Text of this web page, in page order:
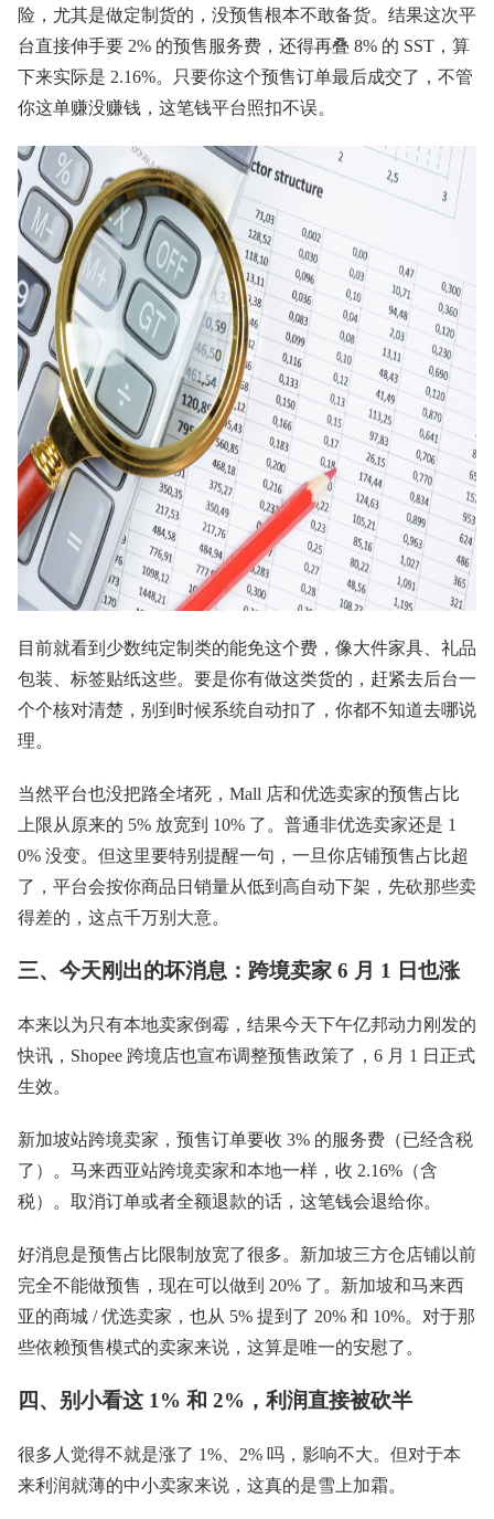
险，尤其是做定制货的，没预售根本不敢备货。结果这次平
台直接伸手要 2% 的预售服务费，还得再叠 8% 的 SST，算
下来实际是 2.16%。只要你这个预售订单最后成交了，不管
你这单赚没赚钱，这笔钱平台照扣不误。
目前就看到少数纯定制类的能免这个费，像大件家具、礼品
包装、标签贴纸这些。要是你有做这类货的，赶紧去后台一
个个核对清楚，别到时候系统自动扣了，你都不知道去哪说
理。
当然平台也没把路全堵死，Mall 店和优选卖家的预售占比
上限从原来的 5% 放宽到 10% 了。普通非优选卖家还是 1
0% 没变。但这里要特别提醒一句，一旦你店铺预售占比超
了，平台会按你商品日销量从低到高自动下架，先砍那些卖
得差的，这点千万别大意。
三、今天刚出的坏消息：跨境卖家 6 月 1 日也涨
本来以为只有本地卖家倒霉，结果今天下午亿邦动力刚发的
快讯，Shopee 跨境店也宣布调整预售政策了，6 月 1 日正式
生效。
新加坡站跨境卖家，预售订单要收 3% 的服务费（已经含税
了）。马来西亚站跨境卖家和本地一样，收 2.16%（含
税）。取消订单或者全额退款的话，这笔钱会退给你。
好消息是预售占比限制放宽了很多。新加坡三方仓店铺以前
完全不能做预售，现在可以做到 20% 了。新加坡和马来西
亚的商城 / 优选卖家，也从 5% 提到了 20% 和 10%。对于那
些依赖预售模式的卖家来说，这算是唯一的安慰了。
四、别小看这 1% 和 2%，利润直接被砍半
很多人觉得不就是涨了 1%、2% 吗，影响不大。但对于本
来利润就薄的中小卖家来说，这真的是雪上加霜。